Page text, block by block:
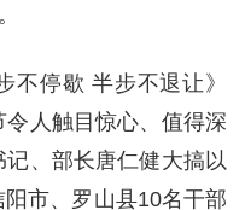
不停歇 半步不退让》
人触目惊心、值得深
、部长唐仁健大搞以
市、罗山县10名干部